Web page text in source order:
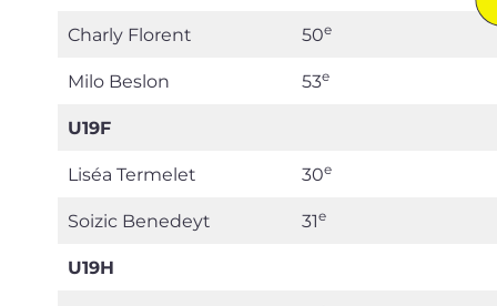
Charly Florent 50e
Milo Beslon 53e
U19F
Liséa Termelet 30e
Soizic Benedeyt 31e
U19H